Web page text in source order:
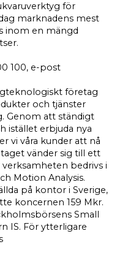
för
marknadens mest
inom en mängd
100, e-post
företag
och tjänster
Genom att ständigt
istället erbjuda nya
vi våra kunder att nå
vänder sig till ett
bedrivs i
Motion Analysis.
på kontor i Sverige,
koncernen 159 Mkr.
Small
IS. För ytterligare